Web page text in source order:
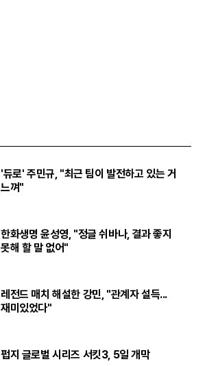
'듀로' 주민규, "최근 팀이 발전하고 있는 거
느껴"
한화생명 윤성영, "정글 쉬바나, 결과 좋지
못해 할 말 없어"
레전드 매치 해설한 강민, "관계자 설득...
재미있었다"
펍지 글로벌 시리즈 서킷3, 5일 개막